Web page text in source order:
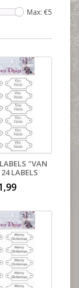
Max: €5
"VAN
LABELS